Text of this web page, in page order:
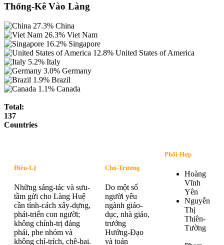
Thống-Kê Vào Làng
27.3% China
26.3% Viet Nam
16.2% Singapore
12.8% United States of America
5.2% Italy
3.0% Germany
1.9% Brazil
1.1% Canada
Total:
137
Countries
Điều-Lệ
Những sáng-tác và sưu-
tầm gửi cho Làng Huệ
cần tính-cách xây-dựng,
phát-triển con người;
không chính-trị đảng
phái, phe nhóm và
không chỉ-trích, chê-bai.
Chủ-Trương
Do một số
người yêu
ngành giáo-
dục, nhà giáo,
trưởng
Hướng-Đạo
và toán
Phối-Hợp
Hoàng
Vĩnh
Yên
Nguyễn
Thị
Thiên-
Tường